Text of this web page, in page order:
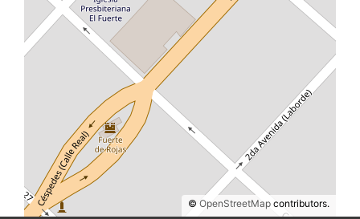
© OpenStreetMap contributors.